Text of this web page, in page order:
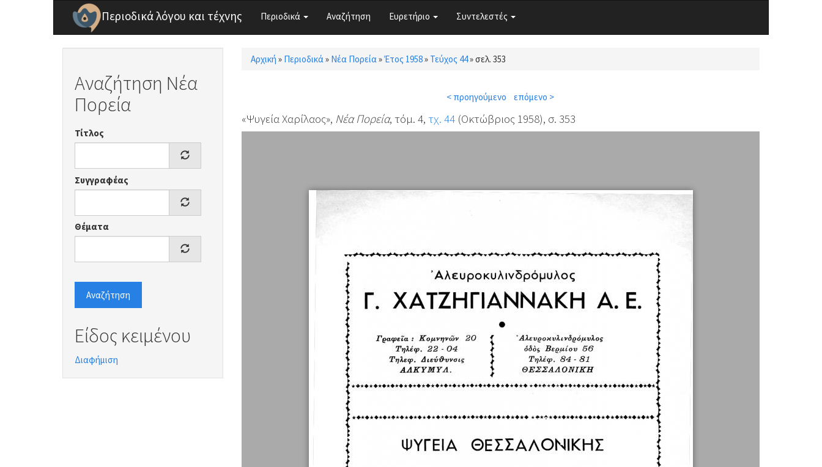
Παράκαμψη προς το κυρίως περιεχόμενο
Περιοδικά λόγου και τέχνης Περιοδικά Αναζήτηση Ευρετήριο Συντελεστές
Αναζήτηση Νέα
Πορεία
Τίτλος
Συγγραφέας
Θέματα
Αναζήτηση
Είδος κειμένου
Διαφήμιση
Είστε εδώ
Αρχική » Περιοδικά» Νέα Πορεία»Έτος 1958» Τεύχος 44»σελ. 353
< προηγούμενο επόμενο >
«Ψυγεία Χαρίλαος», Νέα Πορεία, τόμ. 4, τχ. 44(Οκτώβριος 1958), σ. 353